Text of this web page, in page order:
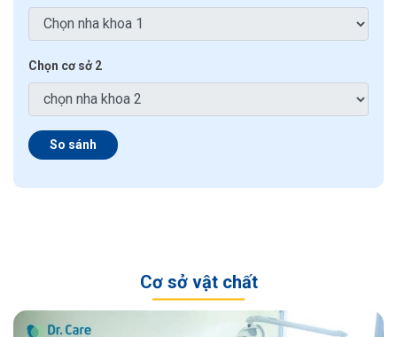
Chọn cơ sở 2
So sánh
Cơ sở vật chất